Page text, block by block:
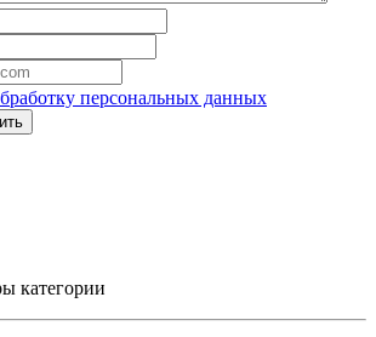
персональных данных
категории